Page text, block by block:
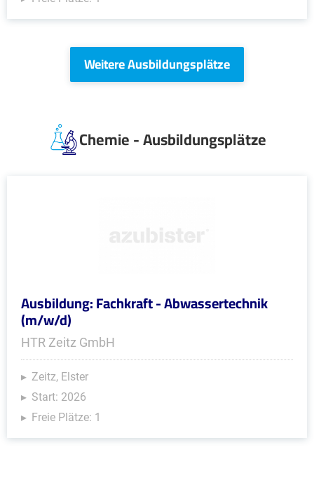
Weitere Ausbildungsplätze
Chemie - Ausbildungsplätze
Ausbildung: Fachkraft - Abwassertechnik
(m/w/d)
HTR Zeitz GmbH
Zeitz, Elster
Start: 2026
Freie Plätze: 1